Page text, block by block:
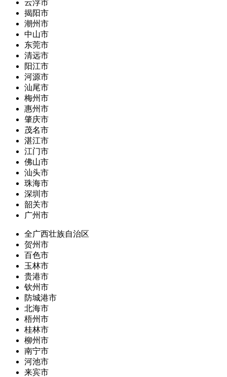
云浮市
揭阳市
潮州市
中山市
东莞市
清远市
阳江市
河源市
汕尾市
梅州市
惠州市
肇庆市
茂名市
湛江市
江门市
佛山市
汕头市
珠海市
深圳市
韶关市
广州市
全广西壮族自治区
贺州市
百色市
玉林市
贵港市
钦州市
防城港市
北海市
梧州市
桂林市
柳州市
南宁市
河池市
来宾市